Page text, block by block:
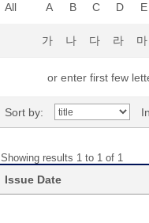
All A B C D E
가 나 다 라 마
or enter first few
Sort by:
Showing results 1 to 1 of 1
Issue Date